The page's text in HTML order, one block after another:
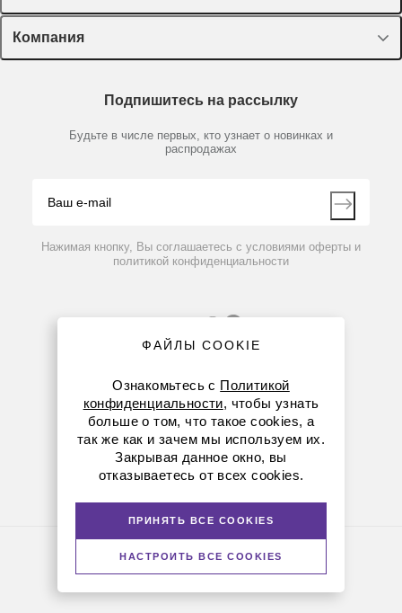
Оборудование, приборы
Пластик, стекло, принадлежности
Химические реактивы, препараты, наборы
Производители
Лекторий Диаэм
Доставка и оплата
Мобильное приложение
Компания
Партнеры
Контакты
Подпишитесь на рассылку
Будьте в числе первых, кто узнает о новинках и
распродажах
Нажимая кнопку, Вы соглашаетесь с условиями оферты и
политикой конфиденциальности
8 (800) 234-05-08
+7 (923) 158-67-53
© Диаэм, 1988 — 2026. Все права защищены
ФАЙЛЫ COOKIE
Ознакомьтесь с Политикой
конфиденциальности, чтобы узнать
больше о том, что такое cookies, а
так же как и зачем мы используем их.
Закрывая данное окно, вы
отказываетесь от всех cookies.
ПРИНЯТЬ ВСЕ COOKIES
НАСТРОИТЬ ВСЕ COOKIES